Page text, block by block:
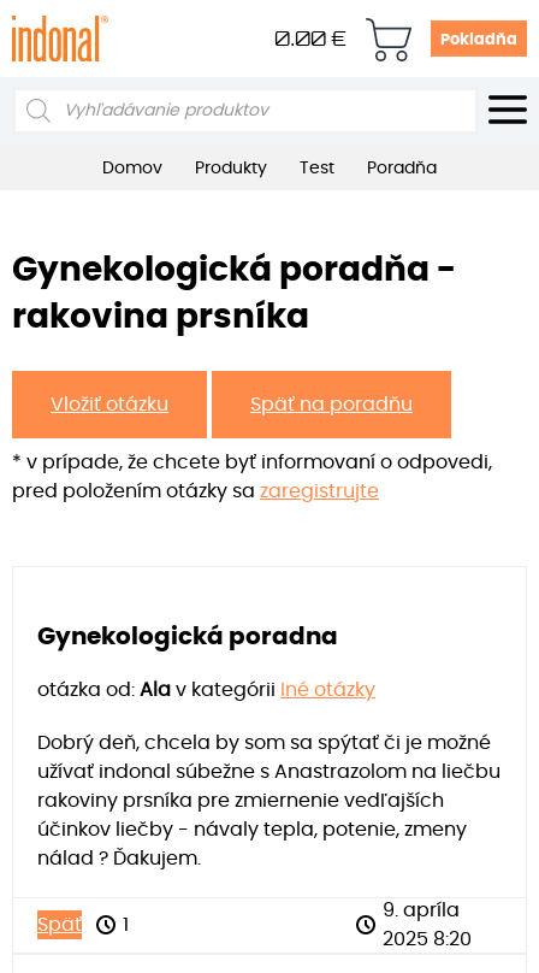
0.00 € Pokladňa
Products
Domov Produkty Test Poradňa
Gynekologická poradňa -
rakovina prsníka
Vložiť otázku Späť na poradňu
* v prípade, že chcete byť informovaní o odpovedi,
pred položením otázky sa zaregistrujte
Gynekologická poradna
otázka od: Ala v kategórii Iné otázky
Dobrý deň, chcela by som sa spýtať či je možné
užívať indonal súbežne s Anastrazolom na liečbu
rakoviny prsníka pre zmiernenie vedľajších
účinkov liečby - návaly tepla, potenie, zmeny
nálad ? Ďakujem.
Späť 1
9. apríla
2025 8:20